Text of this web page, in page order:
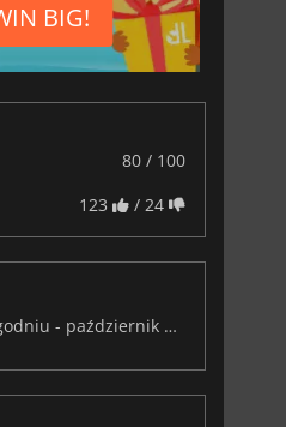
BIG!
80 / 100
123 / 24
Premiery gier wideo w tym tygodniu - październik 2025 (tydzień 41)